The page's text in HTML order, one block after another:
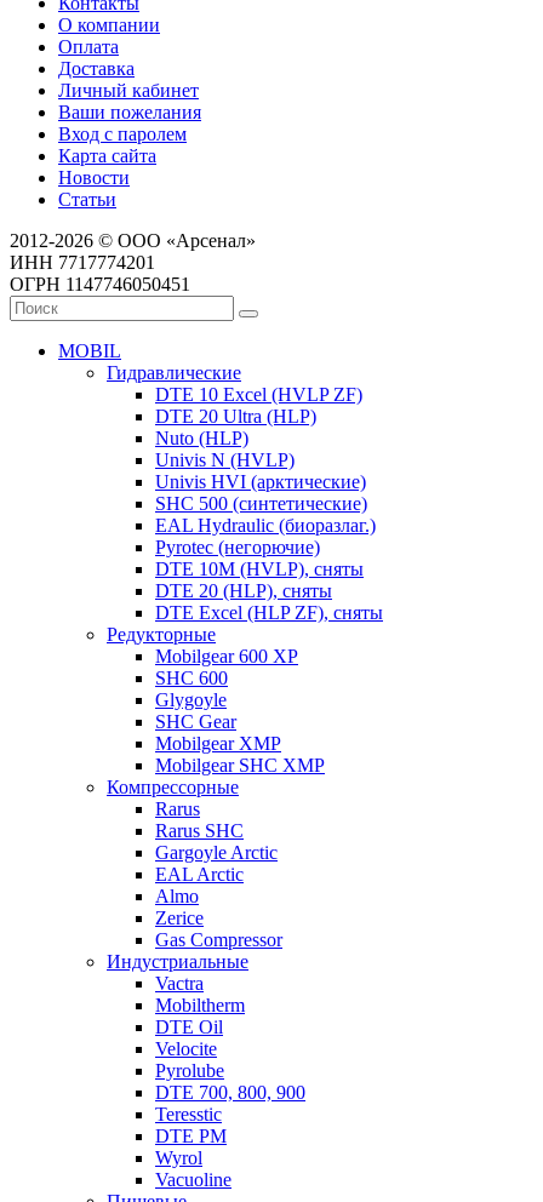
О компании
Оплата
Доставка
Личный кабинет
Ваши пожелания
Вход с паролем
Карта сайта
Новости
Статьи
2012-2026 © ООО «Арсенал»
ИНН 7717774201
ОГРН 1147746050451
MOBIL
Гидравлические
DTE 10 Excel (HVLP ZF)
DTE 20 Ultra (HLP)
Nuto (HLP)
Univis N (HVLP)
Univis HVI (арктические)
SHC 500 (синтетические)
EAL Hydraulic (биоразлаг.)
Pyrotec (негорючие)
DTE 10M (HVLP), сняты
DTE 20 (HLP), сняты
DTE Excel (HLP ZF), сняты
Редукторные
Mobilgear 600 XP
SHC 600
Glygoyle
SHC Gear
Mobilgear XMP
Mobilgear SHC XMP
Компрессорные
Rarus
Rarus SHC
Gargoyle Arctic
EAL Arctic
Almo
Zerice
Gas Compressor
Индустриальные
Vactra
Mobiltherm
DTE Oil
Velocite
Pyrolube
DTE 700, 800, 900
Teresstic
DTE PM
Wyrol
Vacuoline